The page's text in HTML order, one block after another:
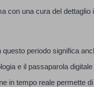
con una cura del
questo periodo significa
e il passaparola
in tempo reale permette